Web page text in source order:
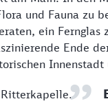
und Fauna zu
ein Fernglas
Ende
Innenstadt
Ritterkapelle.